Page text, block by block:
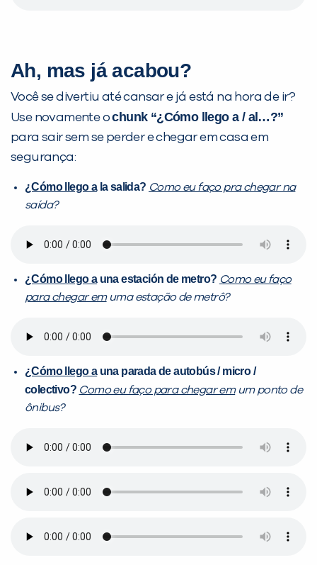
Ah, mas já acabou?
Você se divertiu até cansar e já está na hora de ir?
Use novamente ochunk “¿Cómo llego a / al…?”
para sair sem se perder e chegar em casa em
segurança:
¿Cómo llego ala salida? Como eu faço pra chegar na
saída?
¿Cómo llego auna estación de metro? Como eu faço
para chegar emuma estação de metrô?
¿Cómo llego auna parada de autobús / micro /
colectivo? Como eu faço para chegar emum ponto de
ônibus?